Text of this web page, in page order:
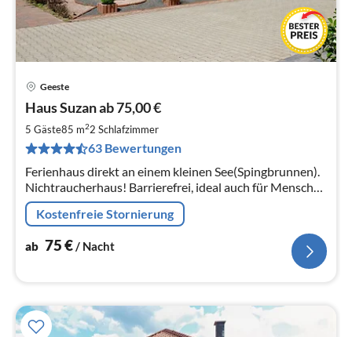
Geeste
Haus Suzan ab 75,00 €
5 Gäste85 m22 Schlafzimmer
63 Bewertungen
Ferienhaus direkt an einem kleinen See(Spingbrunnen).
Nichtraucherhaus! Barrierefrei, ideal auch für Menschen
mit Handicap! Hunde sind HERZLICHST willkommen!
Idylle + Tierwelt pur!
Kostenfreie Stornierung
ab 75€/ Nacht